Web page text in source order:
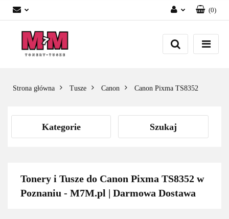
Zaloguj się
Załóż konto
(0)
Strona główna Tusze Canon Canon Pixma TS8352
Kategorie Szukaj
Tonery i Tusze do Canon Pixma TS8352 w
Poznaniu - M7M.pl | Darmowa Dostawa